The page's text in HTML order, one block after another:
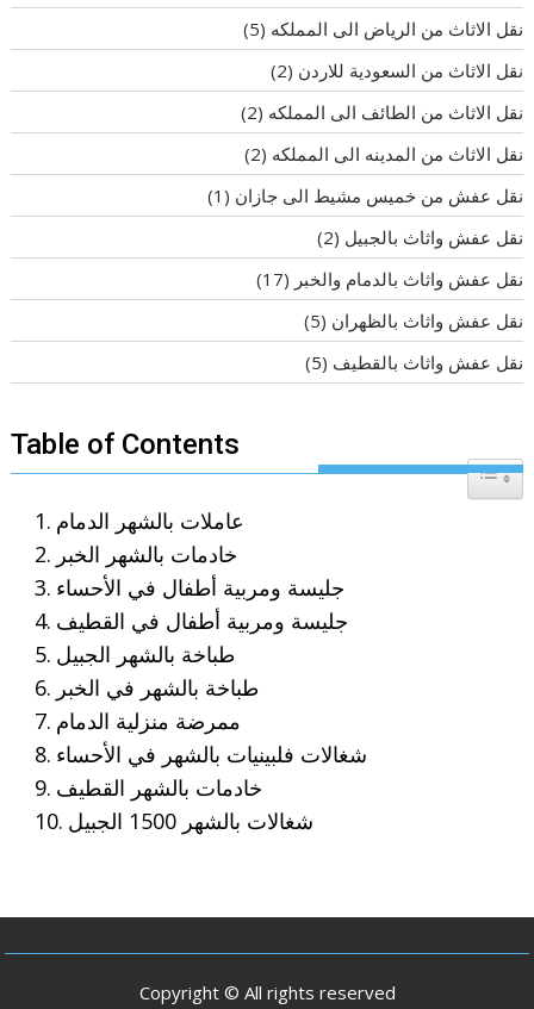
نقل الاثاث من الرياض الى المملكه (5)
نقل الاثاث من السعودية للاردن (2)
نقل الاثاث من الطائف الى المملكه (2)
نقل الاثاث من المدينه الى المملكه (2)
نقل عفش من خميس مشيط الى جازان (1)
نقل عفش واثاث بالجبيل (2)
نقل عفش واثاث بالدمام والخبر (17)
نقل عفش واثاث بالظهران (5)
نقل عفش واثاث بالقطيف (5)
Table of Contents
Toggle
عاملات بالشهر الدمام
خادمات بالشهر الخبر
جليسة ومربية أطفال في الأحساء
جليسة ومربية أطفال في القطيف
طباخة بالشهر الجبيل
طباخة بالشهر في الخبر
ممرضة منزلية الدمام
شغالات فلبينيات بالشهر في الأحساء
خادمات بالشهر القطيف
شغالات بالشهر 1500 الجبيل
Copyright © All rights reserved